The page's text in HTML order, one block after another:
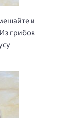
и
грибов